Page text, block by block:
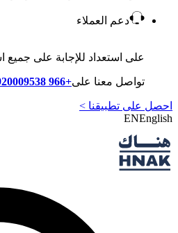
دعم العملاء
على استعداد للإجابة على جميع
تواصل معنا على+966 920009538
احصل على تطبيقنا >
ENEnglish